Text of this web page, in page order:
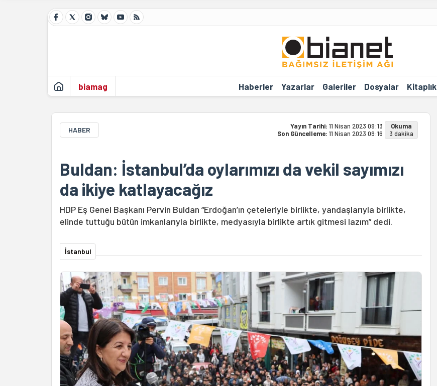
biamag Haberler Yazarlar Galeriler Dosyalar Kitaplık
HABER Yayın Tarihi: 11 Nisan 2023 09:13
Son Güncelleme: 11 Nisan 2023 09:16
Okuma
3 dakika
Buldan: İstanbul’da oylarımızı da vekil sayımızı
da ikiye katlayacağız
HDP Eş Genel Başkanı Pervin Buldan “Erdoğan’ın çeteleriyle birlikte, yandaşlarıyla birlikte,
elinde tuttuğu bütün imkanlarıyla birlikte, medyasıyla birlikte artık gitmesi lazım” dedi.
İstanbul